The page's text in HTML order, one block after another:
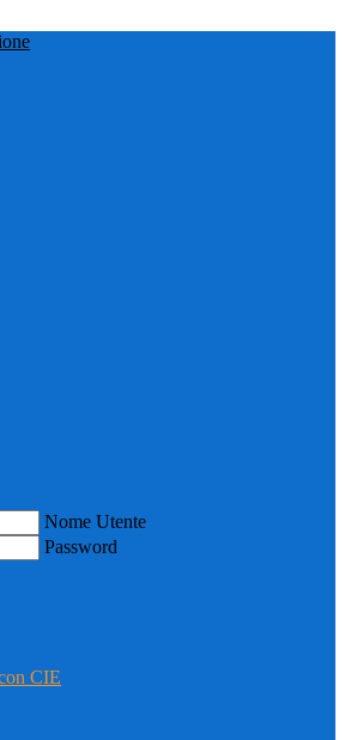
Nome Utente
Password
CIE